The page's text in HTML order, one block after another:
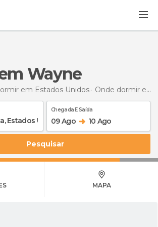
Wayne
em Estados Unidos Onde dormir em Nebraska
Chegada E Saída
09 Ago 10 Ago
Pesquisar
MAPA